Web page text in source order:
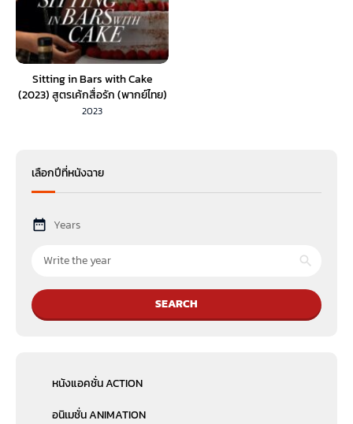
Sitting in Bars with Cake
(2023) สูตรเค้กสื่อรัก (พากย์ไทย)
2023
เลือกปีที่หนังฉาย
Years
SEARCH
หนังแอคชั่น ACTION
อนิเมชั่น ANIMATION